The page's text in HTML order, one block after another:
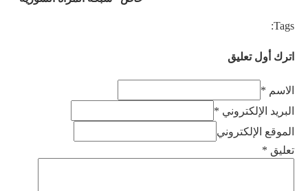
Tags:
اترك أول تعليق
الاسم *
البريد الإلكتروني *
الموقع الإلكتروني
تعليق *